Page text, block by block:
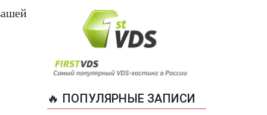
🔥 ПОПУЛЯРНЫЕ ЗАПИСИ